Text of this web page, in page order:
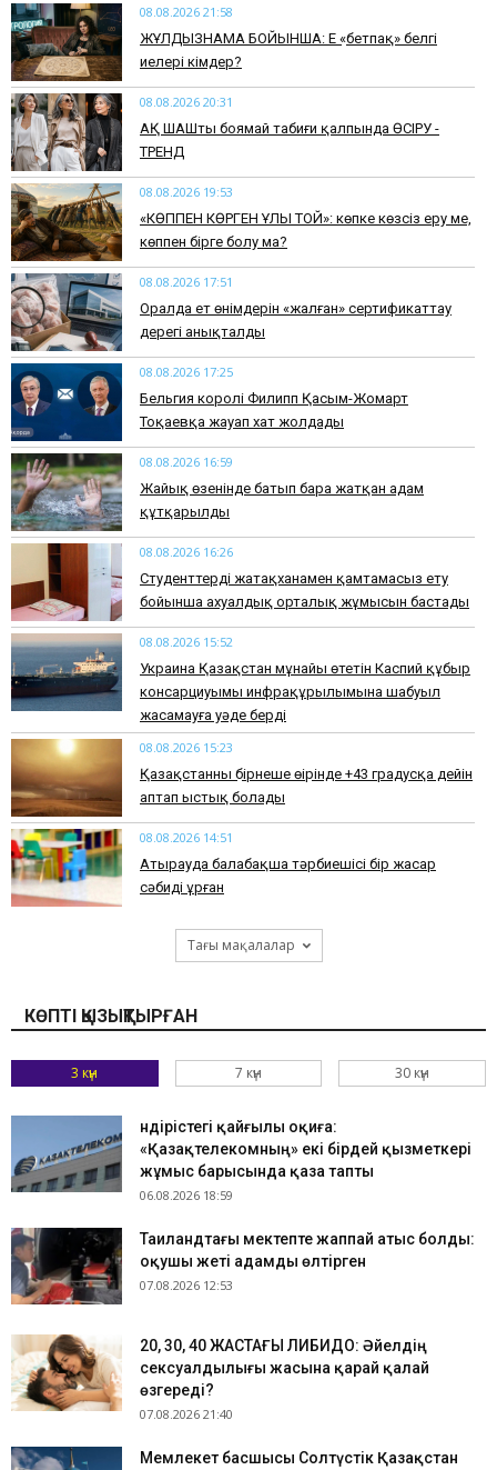
08.08.2026 21:58
ЖҰЛДЫЗНАМА БОЙЫНША: Ең «бетпақ» белгі
иелері кімдер?
08.08.2026 20:31
АҚ ШАШты боямай табиғи қалпында ӨСІРУ -
ТРЕНД
08.08.2026 19:53
​«КӨППЕН КӨРГЕН ҰЛЫ ТОЙ»: көпке көзсіз еру ме,
көппен бірге болу ма?
08.08.2026 17:51
Оралда ет өнімдерін «жалған» сертификаттау
дерегі анықталды
08.08.2026 17:25
Бельгия королі Филипп Қасым-Жомарт
Тоқаевқа жауап хат жолдады
08.08.2026 16:59
Жайық өзенінде батып бара жатқан адам
құтқарылды
08.08.2026 16:26
Студенттерді жатақханамен қамтамасыз ету
бойынша ахуалдық орталық жұмысын бастады
08.08.2026 15:52
Украина Қазақстан мұнайы өтетін Каспий құбыр
консарциуымы инфрақұрылымына шабуыл
жасамауға уәде берді
08.08.2026 15:23
Қазақстанның бірнеше өңірінде +43 градусқа дейін
аптап ыстық болады
08.08.2026 14:51
Атырауда балабақша тәрбиешісі бір жасар
сәбиді ұрған
Тағы мақалалар
КӨПТІ ҚЫЗЫҚТЫРҒАН
3 күн 7 күн 30 күн
Өндірістегі қайғылы оқиға:
«Қазақтелекомның» екі бірдей қызметкері
жұмыс барысында қаза тапты
06.08.2026 18:59
Таиландтағы мектепте жаппай атыс болды:
оқушы жеті адамды өлтірген
07.08.2026 12:53
​20, 30, 40 ЖАСТАҒЫ ЛИБИДО: Әйелдің
сексуалдылығы жасына қарай қалай
өзгереді?
07.08.2026 21:40
Мемлекет басшысы Солтүстік Қазақстан